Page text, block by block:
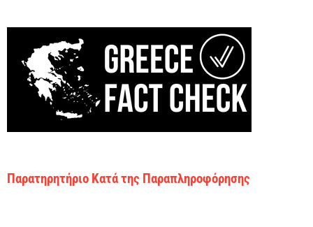
Παρατηρητήριο Κατά της Παραπληροφόρησης